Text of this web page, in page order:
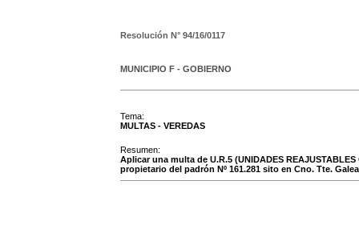
Resolución N° 94/16/0117
MUNICIPIO F - GOBIERNO
Tema:
MULTAS - VEREDAS
Resumen:
Aplicar una multa de U.R.5 (UNIDADES
propietario del padrón Nº 161.281 sito en Cno. Tte.